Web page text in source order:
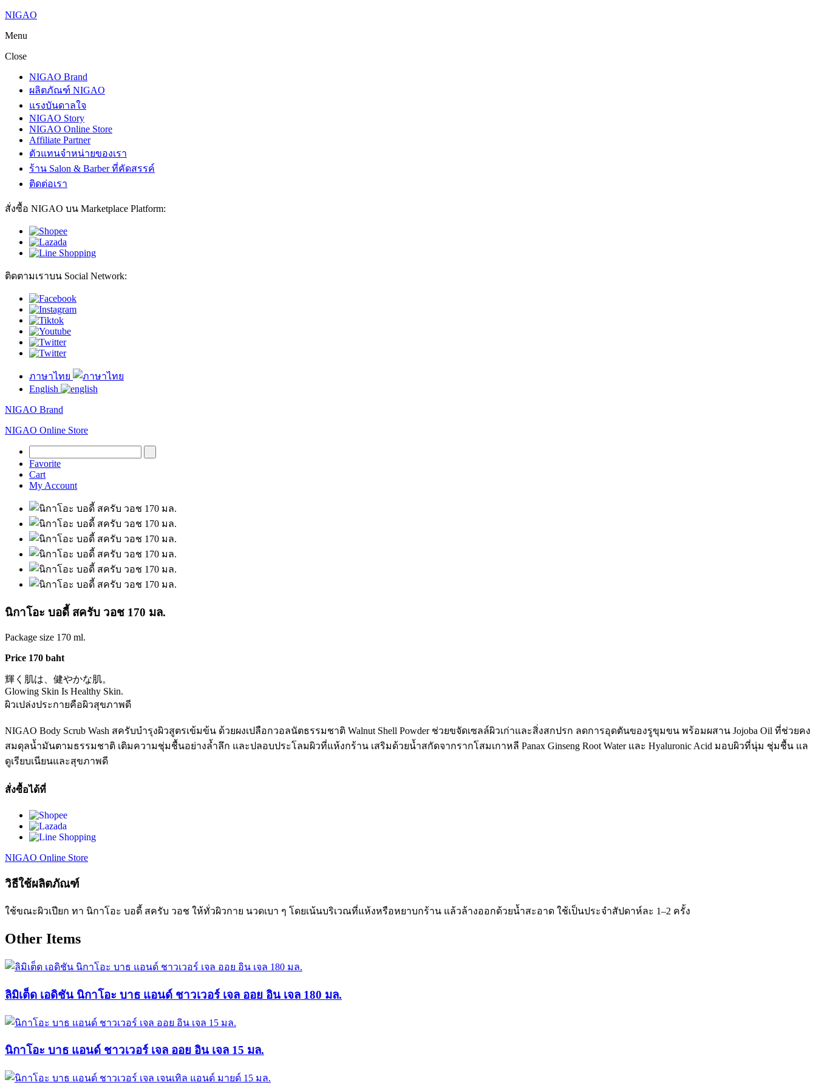
NIGAO
Menu
Close
NIGAO Brand
ผลิตภัณฑ์ NIGAO
แรงบันดาลใจ
NIGAO Story
NIGAO Online Store
Affiliate Partner
ตัวแทนจำหน่ายของเรา
ร้าน Salon & Barber ที่คัดสรรค์
ติดต่อเรา
สั่งซื้อ NIGAO บน Marketplace Platform:
ติดตามเราบน Social Network:
ภาษาไทย
English
NIGAO Brand
NIGAO Online Store
Favorite
Cart
My Account
นิกาโอะ บอดี้ สครับ วอช 170 มล.
Package size 170 ml.
Price 170 baht
輝く肌は、健やかな肌。
Glowing Skin Is Healthy Skin.
ผิวเปล่งประกายคือผิวสุขภาพดี
NIGAO Body Scrub Wash สครับบำรุงผิวสูตรเข้มข้น ด้วยผงเปลือกวอลนัตธรรมชาติ Walnut Shell Powder ช่วยขจัดเซลล์ผิวเก่าและสิ่งสกปรก ลดการอุดตันของรูขุมขน พร้อมผสาน Jojoba Oil ที่ช่วยคง
สมดุลน้ำมันตามธรรมชาติ เติมความชุ่มชื้นอย่างล้ำลึก และปลอบประโลมผิวที่แห้งกร้าน เสริมด้วยน้ำสกัดจากรากโสมเกาหลี Panax Ginseng Root Water และ Hyaluronic Acid มอบผิวที่นุ่ม ชุ่มชื้น แล
ดูเรียบเนียนและสุขภาพดี
สั่งซื้อได้ที่
NIGAO Online Store
วิธีใช้ผลิตภัณฑ์
ใช้ขณะผิวเปียก ทา นิกาโอะ บอดี้ สครับ วอช ให้ทั่วผิวกาย นวดเบา ๆ โดยเน้นบริเวณที่แห้งหรือหยาบกร้าน แล้วล้างออกด้วยน้ำสะอาด ใช้เป็นประจำสัปดาห์ละ 1–2 ครั้ง
Other Items
ลิมิเต็ด เอดิชัน นิกาโอะ บาธ แอนด์ ชาวเวอร์ เจล ออย อิน เจล 180 มล.
นิกาโอะ บาธ แอนด์ ชาวเวอร์ เจล ออย อิน เจล 15 มล.